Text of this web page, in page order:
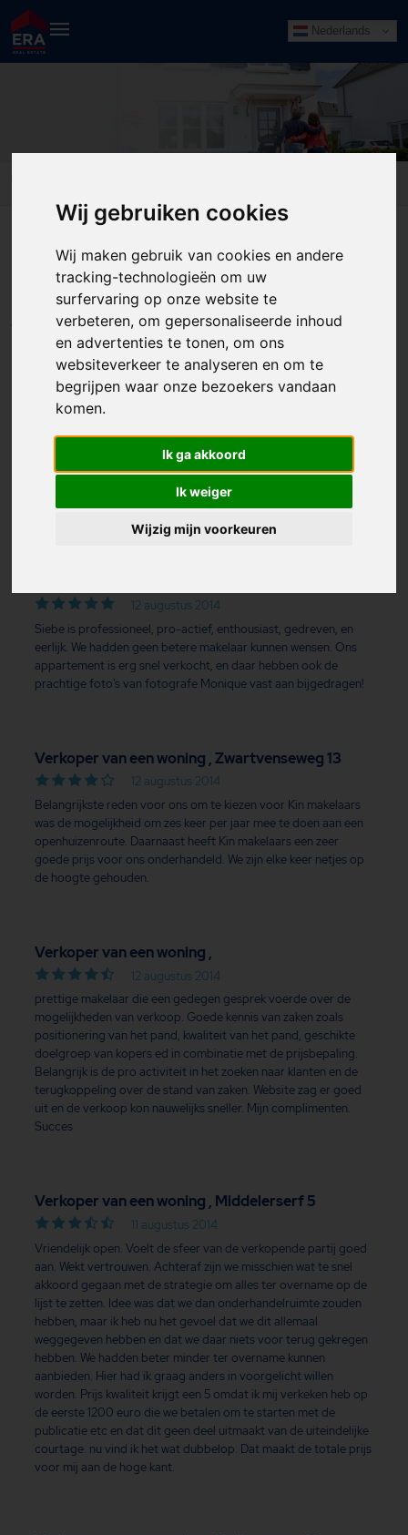
Wij gebruiken cookies
Wij maken gebruik van cookies en andere
tracking-technologieën om uw
surfervaring op onze website te
verbeteren, om gepersonaliseerde inhoud
en advertenties te tonen, om ons
websiteverkeer te analyseren en om te
begrijpen waar onze bezoekers vandaan
komen.
Ik ga akkoord
Ik weiger
Wijzig mijn voorkeuren
Nederlands
beoordelingen
ERA reviews
ERA vraagt elke verkoper of koper, rechtstreeks of via Funda,
om achteraf de kwaliteit en service van haar makelaars te
beoordelen.
Verkoper van een woning , Bakkerspleintje 70
12 augustus 2014
Gewoon goed! !prettig om mee samen te werken Het is nog niet
helemaal afgehandeld Maar ik heb er vertrouwen in dat het
12 augustus 2014
Siebe is professioneel, pro-actief, enthousiast, gedreven, en
eerlijk. We hadden geen betere makelaar kunnen wensen. Ons
appartement is erg snel verkocht, en daar hebben ook de
prachtige foto's van fotografe Monique vast aan bijgedragen!
Verkoper van een woning , Zwartvenseweg 13
12 augustus 2014
Belangrijkste reden voor ons om te kiezen voor Kin makelaars
was de mogelijkheid om zes keer per jaar mee te doen aan een
openhuizenroute. Daarnaast heeft Kin makelaars een zeer
goede prijs voor ons onderhandeld. We zijn elke keer netjes op
de hoogte gehouden.
Verkoper van een woning ,
12 augustus 2014
prettige makelaar die een gedegen gesprek voerde over de
mogelijkheden van verkoop. Goede kennis van zaken zoals
positionering van het pand, kwaliteit van het pand, geschikte
doelgroep van kopers ed in combinatie met de prijsbepaling.
Belangrijk is de pro activiteit in het zoeken naar klanten en de
terugkoppeling over de stand van zaken. Website zag er goed
uit en de verkoop kon nauwelijks sneller. Mijn complimenten.
Succes
Verkoper van een woning , Middelerserf 5
11 augustus 2014
Vriendelijk open. Voelt de sfeer van de verkopende partij goed
aan. Wekt vertrouwen. Achteraf zijn we misschien wat te snel
akkoord gegaan met de strategie om alles ter overname op de
lijst te zetten. Idee was dat we dan onderhandelruimte zouden
hebben, maar ik heb nu het gevoel dat we dit allemaal
weggegeven hebben en dat we daar niets voor terug gekregen
hebben. We hadden beter minder ter overname kunnen
aanbieden. Hier had ik graag anders in voorgelicht willen
worden. Prijs kwaliteit krijgt een 5 omdat ik mij verkeken heb op
de eerste 1200 euro die we betalen om te starten met de
publicatie etc en dat dit geen deel uitmaakt van de uiteindelijke
courtage. nu vind ik het wat dubbelop. Dat maakt de totale prijs
voor mij aan de hoge kant.